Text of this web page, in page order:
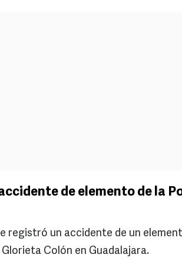
de elemento de la
registró un accidente de un
Colón en Guadalajara.